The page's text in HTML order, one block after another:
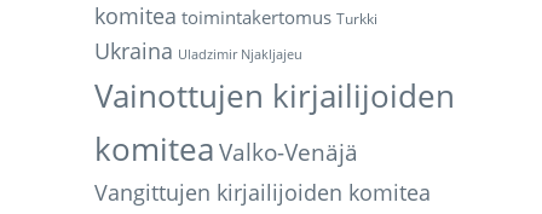
komitea toimintakertomus Turkki
Ukraina Uladzimir Njakljajeu
Vainottujen kirjailijoiden
komitea Valko-Venäjä
Vangittujen kirjailijoiden komitea